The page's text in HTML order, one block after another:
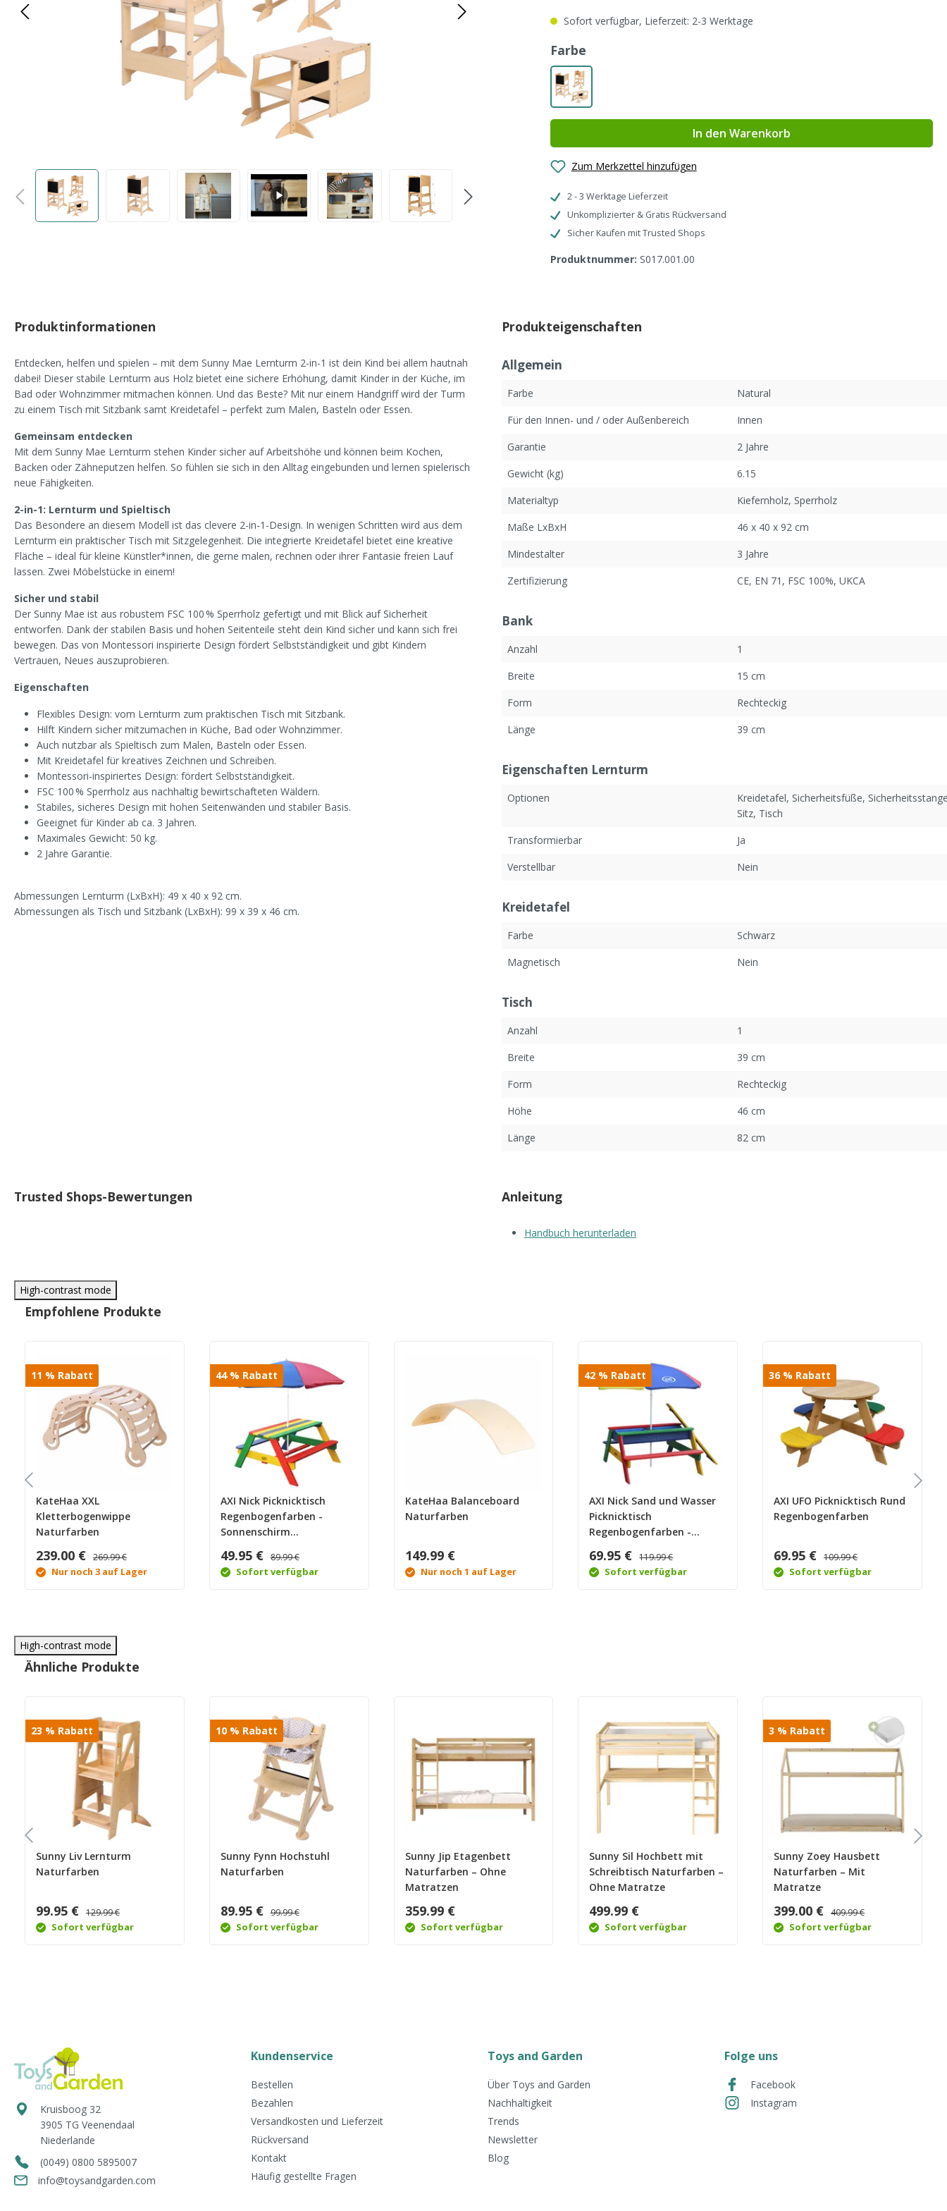
Sofort verfügbar, Lieferzeit: 2-3 Werktage
Farbeauswählen
Natürlich
In den Warenkorb
Zum Merkzettel hinzufügen
2 - 3 Werktage Lieferzeit
Unkomplizierter & Gratis Rückversand
Sicher Kaufen mit Trusted Shops
Produktnummer: S017.001.00
Produktinformationen
Entdecken, helfen und spielen – mit dem Sunny Mae Lernturm 2-in-1 ist dein Kind bei allem hautnah
dabei! Dieser stabile Lernturm aus Holz bietet eine sichere Erhöhung, damit Kinder in der Küche, im
Bad oder Wohnzimmer mitmachen können. Und das Beste? Mit nur einem Handgriff wird der Turm
zu einem Tisch mit Sitzbank samt Kreidetafel – perfekt zum Malen, Basteln oder Essen.
Gemeinsam entdecken
Mit dem Sunny Mae Lernturm stehen Kinder sicher auf Arbeitshöhe und können beim Kochen,
Backen oder Zähneputzen helfen. So fühlen sie sich in den Alltag eingebunden und lernen spielerisch
neue Fähigkeiten.
2-in-1: Lernturm und Spieltisch
Das Besondere an diesem Modell ist das clevere 2-in-1-Design. In wenigen Schritten wird aus dem
Lernturm ein praktischer Tisch mit Sitzgelegenheit. Die integrierte Kreidetafel bietet eine kreative
Fläche – ideal für kleine Künstler*innen, die gerne malen, rechnen oder ihrer Fantasie freien Lauf
lassen. Zwei Möbelstücke in einem!
Sicher und stabil
Der Sunny Mae ist aus robustem FSC 100 % Sperrholz gefertigt und mit Blick auf Sicherheit
entworfen. Dank der stabilen Basis und hohen Seitenteile steht dein Kind sicher und kann sich frei
bewegen. Das von Montessori inspirierte Design fördert Selbstständigkeit und gibt Kindern
Vertrauen, Neues auszuprobieren.
Eigenschaften
Flexibles Design: vom Lernturm zum praktischen Tisch mit Sitzbank.
Hilft Kindern sicher mitzumachen in Küche, Bad oder Wohnzimmer.
Auch nutzbar als Spieltisch zum Malen, Basteln oder Essen.
Mit Kreidetafel für kreatives Zeichnen und Schreiben.
Montessori-inspiriertes Design: fördert Selbstständigkeit.
FSC 100 % Sperrholz aus nachhaltig bewirtschafteten Wäldern.
Stabiles, sicheres Design mit hohen Seitenwänden und stabiler Basis.
Geeignet für Kinder ab ca. 3 Jahren.
Maximales Gewicht: 50 kg.
2 Jahre Garantie.
Abmessungen Lernturm (LxBxH): 49 x 40 x 92 cm.
Abmessungen als Tisch und Sitzbank (LxBxH): 99 x 39 x 46 cm.
Produkteigenschaften
Allgemein
Farbe
Natural
Für den Innen- und / oder Außenbereich
Innen
Garantie
2 Jahre
Gewicht (kg)
6.15
Materialtyp
Kiefernholz, Sperrholz
Maße LxBxH
46 x 40 x 92 cm
Mindestalter
3 Jahre
Zertifizierung
CE, EN 71 , FSC 100%, UKCA
Bank
Anzahl
1
Breite
15 cm
Form
Rechteckig
Länge
39 cm
Eigenschaften Lernturm
Optionen Kreidetafel, Sicherheitsfüße,
Sitz, Tisch
Transformierbar
Ja
Verstellbar
Nein
Kreidetafel
Farbe
Schwarz
Magnetisch
Nein
Tisch
Anzahl
1
Breite
39 cm
Form
Rechteckig
Höhe
46 cm
Länge
82 cm
Trusted Shops-Bewertungen Anleitung
Handbuch herunterladen
High-contrast mode
Empfohlene Produkte
11 % Rabatt
KateHaa XXL
Kletterbogenwippe
Naturfarben
239.00 € 269.99 €
Nur noch 3 auf Lager
44 % Rabatt
AXI Nick Picknicktisch
Regenbogenfarben -
Sonnenschirm
49.95 € 89.99 €
Sofort verfügbar
KateHaa Balanceboard
Naturfarben
149.99 €
Nur noch 1 auf Lager
42 % Rabatt
AXI Nick Sand und Wasser
Picknicktisch
Regenbogenfarben -
Regenbogenfarben
69.95 € 119.99 €
Sofort verfügbar
36 % Rabatt
AXI UFO Picknicktisch Rund
Regenbogenfarben
69.95 € 109.99 €
Sofort verfügbar
High-contrast mode
Ähnliche Produkte
23 % Rabatt
Sunny Liv Lernturm
Naturfarben
99.95 € 129.99 €
Sofort verfügbar
10 % Rabatt
Sunny Fynn Hochstuhl
Naturfarben
89.95 € 99.99 €
Sofort verfügbar
Sunny Jip Etagenbett
Naturfarben – Ohne
Matratzen
359.99 €
Sofort verfügbar
Sunny Sil Hochbett mit
Schreibtisch Naturfarben –
Ohne Matratze
499.99 €
Sofort verfügbar
3 % Rabatt
Sunny Zoey Hausbett
Naturfarben – Mit
Matratze
399.00 € 409.99 €
Sofort verfügbar
Kruisboog 32
3905 TG Veenendaal
Niederlande
(0049) 0800 5895007
info@toysandgarden.com
Kundenservice
Bestellen
Bezahlen
Versandkosten und Lieferzeit
Rückversand
Kontakt
Häufig gestellte Fragen
Toys and Garden
Über Toys and Garden
Nachhaltigkeit
Trends
Newsletter
Blog
Folge uns
Facebook
Instagram